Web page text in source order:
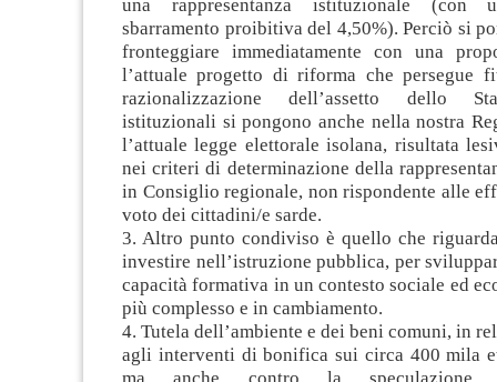
una rappresentanza istituzionale (con
sbarramento proibitiva del 4,50%). Perciò si
fronteggiare immediatamente con una
l’attuale progetto di riforma che persegue
razionalizzazione dell’assetto dello
istituzionali si pongono anche nella nostra
l’attuale legge elettorale isolana, risultata
nei criteri di determinazione della
in Consiglio regionale, non rispondente alle
voto dei cittadini/e sarde.
3. Altro punto condiviso è quello che
investire nell’istruzione pubblica, per
capacità formativa in un contesto sociale ed
più complesso e in cambiamento.
4. Tutela dell’ambiente e dei beni comuni, in
agli interventi di bonifica sui circa 400 mila